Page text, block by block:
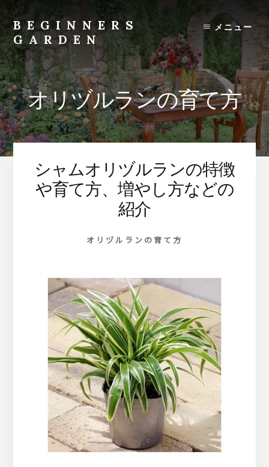
content
BEGINNERS
GARDEN
植
物
の
種
類
や
育
メニュー
オリヅルランの育て方
シャムオリヅルランの特徴
や育て方、増やし方などの
紹介
オリヅルランの育て方